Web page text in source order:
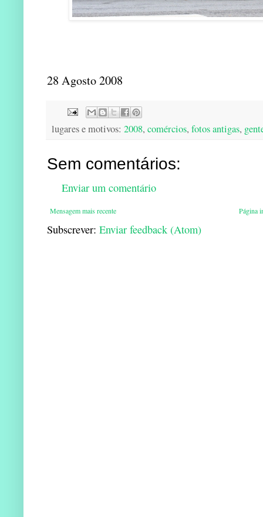
28 Agosto 2008
lugares e motivos: 2008, comércios, fotos antigas,
Sem comentários:
Enviar um comentário
Mensagem mais recente Página
Subscrever: Enviar feedback (Atom)